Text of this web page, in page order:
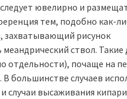
ювелирно и
тем, подобно как-
захватывающий рисунок
меандрический ствол.
отдельности), почаще на
В большинстве случаев
случаи высаживания